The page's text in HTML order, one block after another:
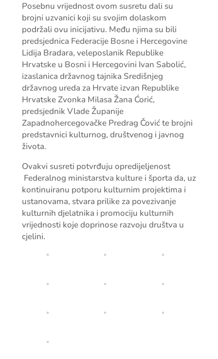
Posebnu vrijednost ovom susretu dali su
brojni uzvanici koji su svojim dolaskom
podržali ovu inicijativu. Među njima su bili
predsjednica Federacije Bosne i Hercegovine
Lidija Bradara, veleposlanik Republike
Hrvatske u Bosni i Hercegovini Ivan Sabolić,
izaslanica državnog tajnika Središnjeg
državnog ureda za Hrvate izvan Republike
Hrvatske Zvonka Milasa Žana Ćorić,
predsjednik Vlade Županije
Zapadnohercegovačke Predrag Čović te brojni
predstavnici kulturnog, društvenog i javnog
života.
Ovakvi susreti potvrđuju opredijeljenost
Federalnog ministarstva kulture i športa da, uz
kontinuiranu potporu kulturnim projektima i
ustanovama, stvara prilike za povezivanje
kulturnih djelatnika i promociju kulturnih
vrijednosti koje doprinose razvoju društva u
cjelini.